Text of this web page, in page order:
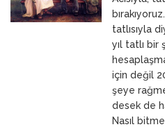
23 Mart 2026 ANNEM
tatlısıyla
yıl tatlı bir
için değil
şeye
desek de
Nasıl